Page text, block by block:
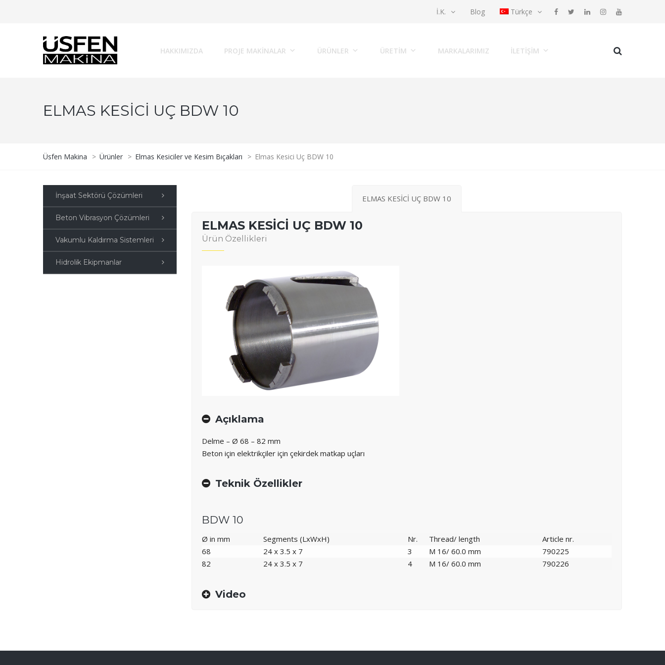
İ.K. Blog Türkçe
HAKKIMIZDA PROJE MAKINALAR ÜRÜNLER ÜRETİM MARKALARIMIZ İLETIŞIM
ELMAS KESICI UÇ BDW 10
Üsfen Makina > Ürünler > Elmas Kesiciler ve Kesim Bıçakları > Elmas Kesici Uç BDW 10
İnşaat Sektörü Çözümleri
Beton Vibrasyon Çözümleri
Vakumlu Kaldırma Sistemleri
Hidrolik Ekipmanlar
ELMAS KESİCİ UÇ BDW 10
ELMAS KESİCİ UÇ BDW 10
Ürün Özellikleri
Açıklama
Delme – Ø 68 – 82 mm
Beton için elektrikçiler için çekirdek matkap uçları
Teknik Özellikler
BDW 10
Ø in mm Segments (LxWxH) Nr. Thread/ length
Article nr.
68
24 x 3.5 x 7 3 M 16/ 60.0 mm
790225
82
24 x 3.5 x 7 4 M 16/ 60.0 mm 790226
Video